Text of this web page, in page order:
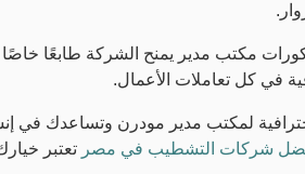
مكتب مدير يمنح الشركة طابعًا خاصًا
في كل تعاملات الأعمال.
لمكتب مدير مودرن وتساعدك في
شركات التشطيب في مصرتعتبر